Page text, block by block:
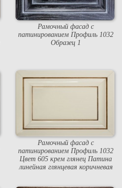
Рамочный фасад с
патинированием Профиль 1032
Образец 1
Рамочный фасад с
патинированием Профиль 1032
Цвет 605 крем глянец Патина
линейная глянцевая коричневая